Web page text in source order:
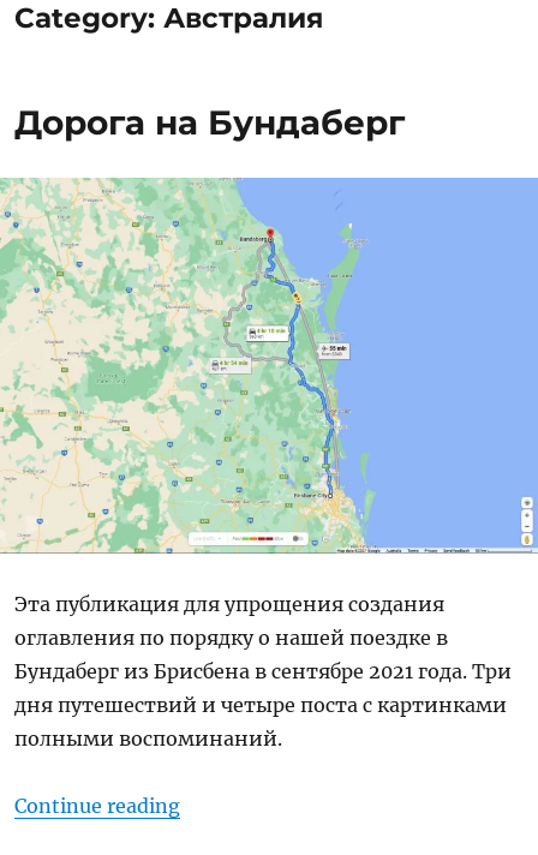
Category:Австралия
Дорога на Бундаберг
Эта публикация для упрощения создания
оглавления по порядку о нашей поездке в
Бундаберг из Брисбена в сентябре 2021 года. Три
дня путешествий и четыре поста с картинками
полными воспоминаний.
Continue reading“Дорога на Бундаберг”